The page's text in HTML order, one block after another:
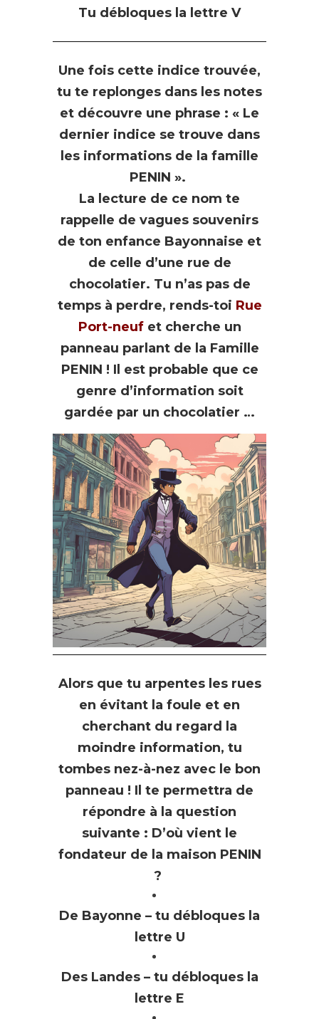
Tu débloques la lettre V
Une fois cette indice trouvée,
tu te replonges dans les notes
et découvre une phrase : « Le
dernier indice se trouve dans
les informations de la famille
PENIN ».
La lecture de ce nom te
rappelle de vagues souvenirs
de ton enfance Bayonnaise et
de celle d’une rue de
chocolatier. Tu n’as pas de
temps à perdre, rends-toi Rue
Port-neufet cherche un
panneau parlant de la Famille
PENIN ! Il est probable que ce
genre d’information soit
gardée par un chocolatier …
Alors que tu arpentes les rues
en évitant la foule et en
cherchant du regard la
moindre information, tu
tombes nez-à-nez avec le bon
panneau ! Il te permettra de
répondre à la question
suivante : D’où vient le
fondateur de la maison PENIN
?
De Bayonne – tu débloques la
lettre U
Des Landes – tu débloques la
lettre E